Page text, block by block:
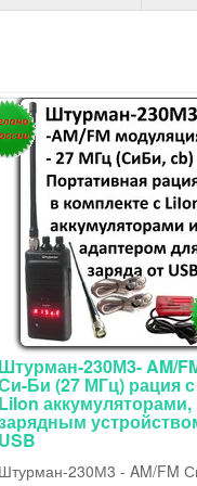
Штурман-Р230М3 -
комплект для базы
Штурман-Р230М3 -
для базы. Вариант
с